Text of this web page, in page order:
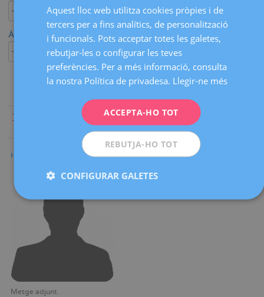
Àrea mèdica / Especialitat
Tothom C| E|F|G|H|I| J|K |M
R|S|T|U|V|W|X|Y|Z
Humberto Windevoxhel
Metge adjunt
SPANISH
CATALÀ
FRENCH
Aquest lloc web utilitza cookies pròpies i de
tercers per a fins analítics, de personalització
i funcionals. Pots acceptar totes les galetes,
rebutjar-les o configurar les teves
preferències. Per a més informació, consulta
la nostra Política de privadesa. Llegir-ne més
ACCEPTA-HO TOT
REBUTJA-HO TOT
CONFIGURAR GALETES